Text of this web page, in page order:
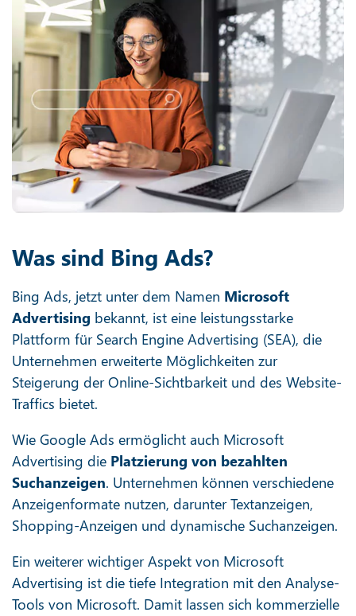
Was sind Bing Ads?
Bing Ads, jetzt unter dem Namen Microsoft
Advertising bekannt, ist eine leistungsstarke
Plattform für Search Engine Advertising (SEA), die
Unternehmen erweiterte Möglichkeiten zur
Steigerung der Online-Sichtbarkeit und des Website-
Traffics bietet.
Wie Google Ads ermöglicht auch Microsoft
Advertising die Platzierung von bezahlten
Suchanzeigen. Unternehmen können verschiedene
Anzeigenformate nutzen, darunter Textanzeigen,
Shopping-Anzeigen und dynamische Suchanzeigen.
Ein weiterer wichtiger Aspekt von Microsoft
Advertising ist die tiefe Integration mit den Analyse-
Tools von Microsoft. Damit lassen sich kommerzielle